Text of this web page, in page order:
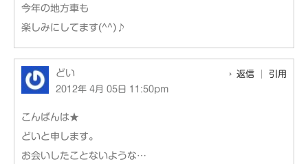
今年の地方車も
楽しみにしてます(^^)♪
どい
2012年 4月 05日 11:50pm
返信 引用
こんばんは★
どいと申します。
お会いしたことないような…